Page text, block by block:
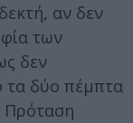
αν δεν
των
δεν
τα δύο πέμπτα
Πρόταση